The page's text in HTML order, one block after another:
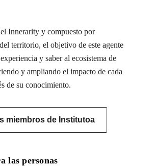
Innerarity y compuesto por
territorio, el objetivo de este agente
y saber al ecosistema de
y ampliando el impacto de cada
de su conocimiento.
miembros de Institutoa
las personas